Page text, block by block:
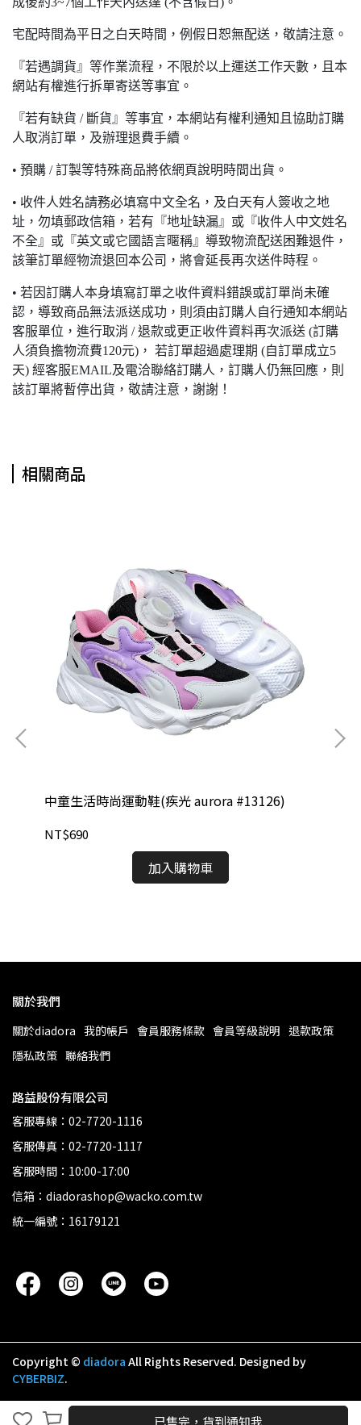
取消 完成
已售完，貨到通知我
宅配時間為平日之白天時間，例假日恕無配送，敬請注意。
『若遇調貨』等作業流程，不限於以上運送工作天數，且本
網站有權進行拆單寄送等事宜。
『若有缺貨 / 斷貨』等事宜，本網站有權利通知且協助訂購
人取消訂單，及辦理退費手續。
• 預購 / 訂製等特殊商品將依網頁說明時間出貨。
• 收件人姓名請務必填寫中文全名，及白天有人簽收之地
址，勿填郵政信箱，若有『地址缺漏』或『收件人中文姓名
不全』或『英文或它國語言暱稱』導致物流配送困難退件，
該筆訂單經物流退回本公司，將會延長再次送件時程。
• 若因訂購人本身填寫訂單之收件資料錯誤或訂單尚未確
認，導致商品無法派送成功，則須由訂購人自行通知本網站
客服單位，進行取消 / 退款或更正收件資料再次派送 (訂購
人須負擔物流費120元)， 若訂單超過處理期 (自訂單成立5
天) 經客服EMAIL及電洽聯絡訂購人，訂購人仍無回應，則
該訂單將暫停出貨，敬請注意，謝謝！
相關商品
中童生活時尚運動鞋(疾光 aurora #13126)
NT$690
加入購物車
關於我們
關於diadora 我的帳戶 會員服務條款 會員等級說明 退款政策
隱私政策 聯絡我們
路益股份有限公司
客服專線：02-7720-1116
客服傳真：02-7720-1117
客服時間：10:00-17:00
信箱：diadorashop@wacko.com.tw
統一編號：16179121
Copyright © diadora All Rights Reserved. Designed by
CYBERBIZ.